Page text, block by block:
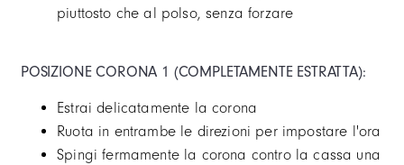
piuttosto che al polso, senza forzare
POSIZIONE CORONA 1 (COMPLETAMENTE ESTRATTA):
Estrai delicatamente la corona
Ruota in entrambe le direzioni per impostare l'ora
Spingi fermamente la corona contro la cassa una